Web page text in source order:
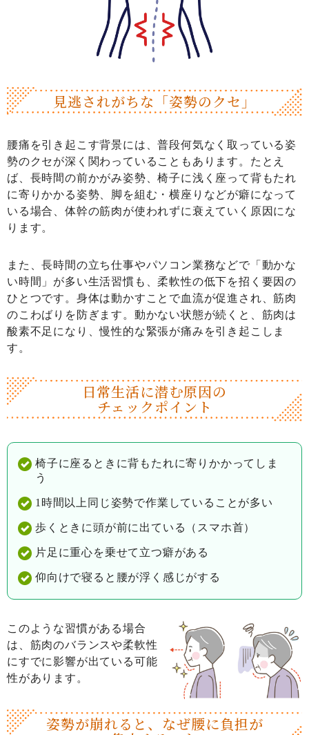
見逃されがちな 「姿勢のクセ」
腰痛を引き起こす背景には、普段何気なく取っている姿
勢のクセが深く関わっていることもあります。たとえ
ば、長時間の前かがみ姿勢、椅子に浅く座って背もたれ
に寄りかかる姿勢、脚を組む・横座りなどが癖になって
いる場合、体幹の筋肉が使われずに衰えていく原因にな
ります。
また、長時間の立ち仕事やパソコン業務などで「動かな
い時間」が多い生活習慣も、柔軟性の低下を招く要因の
ひとつです。身体は動かすことで血流が促進され、筋肉
のこわばりを防ぎます。動かない状態が続くと、筋肉は
酸素不足になり、慢性的な緊張が痛みを引き起こしま
す。
日常生活に潜む原因の
チェックポイント
椅子に座るときに背もたれに寄りかかってしま
う
1時間以上同じ姿勢で作業していることが多い
歩くときに頭が前に出ている（スマホ首）
片足に重心を乗せて立つ癖がある
仰向けで寝ると腰が浮く感じがする
このような習慣がある場合
は、筋肉のバランスや柔軟性
にすでに影響が出ている可能
性があります。
姿勢が崩れると、なぜ腰に負担が